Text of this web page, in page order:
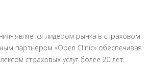
является лидером рынка в страховом
партнером «Open Clinic» обеспечивая
страховых услуг более 20 лет.